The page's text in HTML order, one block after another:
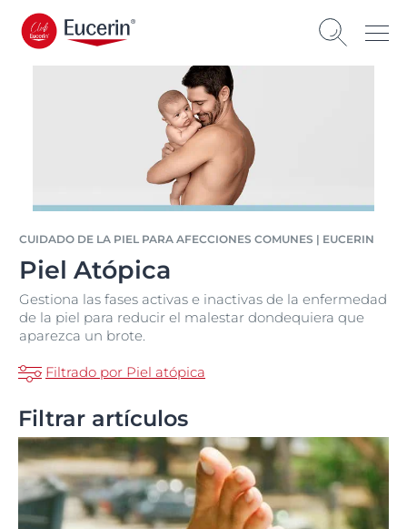
CUIDADO DE LA PIEL PARA AFECCIONES COMUNES | EUCERIN
Piel Atópica
Gestiona las fases activas e inactivas de la enfermedad
de la piel para reducir el malestar dondequiera que
aparezca un brote.
Filtrado por Piel atópica
Filtrar artículos